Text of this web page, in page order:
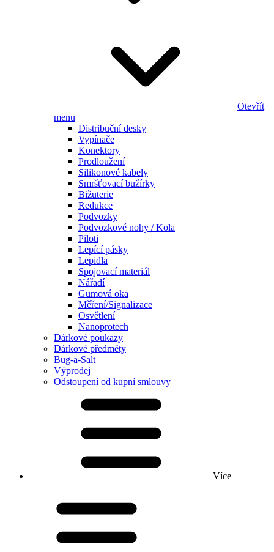
Otevřít
menu
Distribuční desky
Vypínače
Konektory
Prodloužení
Silikonové kabely
Smršťovací bužírky
Bižuterie
Redukce
Podvozky
Podvozkové nohy / Kola
Piloti
Lepící pásky
Lepidla
Spojovací materiál
Nářadí
Gumová oka
Měření/Signalizace
Osvětlení
Nanoprotech
Dárkové poukazy
Dárkové předměty
Bug-a-Salt
Výprodej
Odstoupení od kupní smlouvy
Více